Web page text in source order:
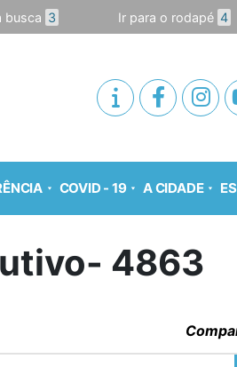
busca 3 Ir para o rodapé 4
COVID - 19 A CIDADE
4863